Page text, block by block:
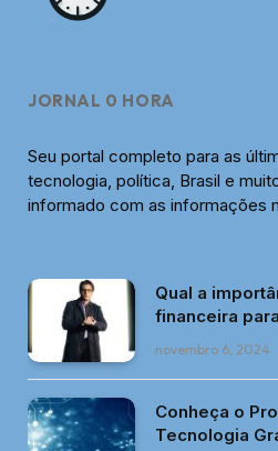
JORNAL 0 HORA
Seu portal completo para as
tecnologia, política, Brasil e
informado com as informações
Qual a
financeira
novembro 6, 2024
Conheça o
Tecnologia